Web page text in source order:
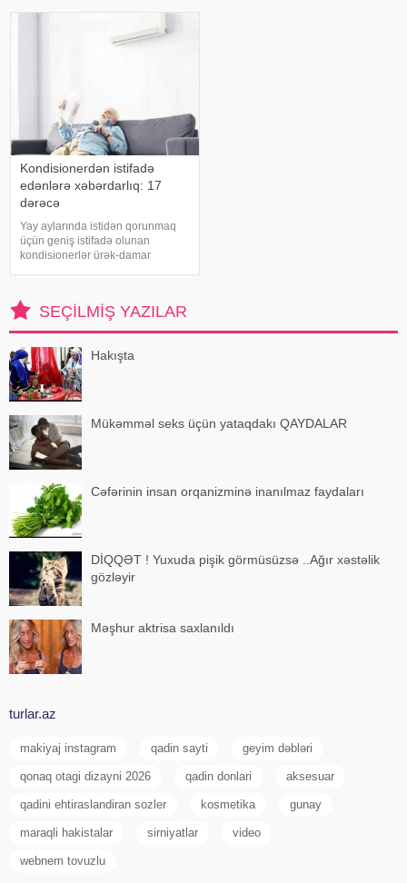
günvurma riski yaratmır. xarici
Kondisionerdən istifadə
edənlərə xəbərdarlıq: 17
dərəcə
Yay aylarında istidən qorunmaq
üçün geniş istifadə olunan
kondisionerlər ürək-damar
kardioloqların bildirdiyinə görə,
tərli halda qəfil çox soyuq otağ
SEÇILMIŞ YAZILAR
Hakışta
Mükəmməl seks üçün yataqdakı QAYDALAR
Cəfərinin insan orqanizminə inanılmaz faydaları
DİQQƏT ! Yuxuda pişik görmüsüzsə ..Ağır xəstəlik
gözləyir
Məşhur aktrisa saxlanıldı
turlar.az
makiyaj instagram qadin sayti geyim dəbləri
qonaq otagi dizayni 2026 qadin donlari aksesuar
qadini ehtiraslandiran sozler kosmetika gunay
maraqli hakistalar sirniyatlar video
webnem tovuzlu